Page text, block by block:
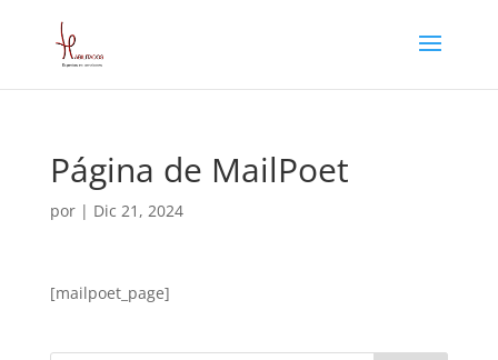
Página de MailPoet
por | Dic 21, 2024
[mailpoet_page]